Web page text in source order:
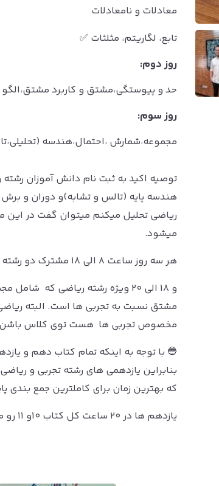
معادلات و نامعادلات
تابع، لگاریتم، مثلثات ✅
روز دوم:
حد و پیوستگی،مشتق و کاربرد مشتق،الگو
روز سوم:
مجموعه،شمارش ،احتمال،هندسه
توصیه اکید به ثبت نام دانش آموزان
هندسه پایه (تالس و تشابه)و دوران و
ریاضی تحلیل میکنم میتوان گفت در این
میشود.
هر سه روز ساعت ۸ الی ۱۸ مشترک دو رشته
و ۱۸ الی ۲۰ ویژه رشته ریاضی که
مشتق نسبت به تجربی ها است. البته
مخصوص تجربی ها هست توی کلاس
که بهترین زمان برای کاملترین جمع بندی
یازدهم ها در ۲۰ ساعت کل کتاب ۱۰و ۱۱ رو منفجر کنند.